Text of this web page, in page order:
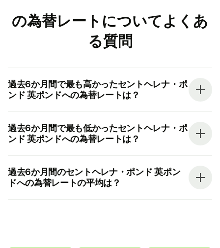
の為替レートについてよくあ
る質問
過去6か月間で最も高かったセントヘレナ・ポ
ンド 英ポンドへの為替レートは？
過去6か月間で最も低かったセントヘレナ・ポ
ンド 英ポンドへの為替レートは？
過去6か月間のセントヘレナ・ポンド 英ポン
ドへの為替レートの平均は？